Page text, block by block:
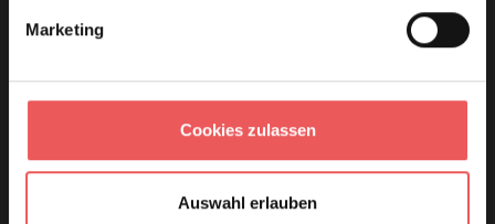
Marketing
Cookies zulassen
Auswahl erlauben